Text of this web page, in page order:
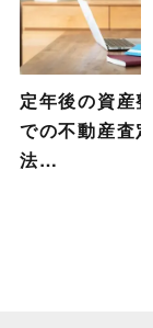
定年後の資産
での不動産査
法…